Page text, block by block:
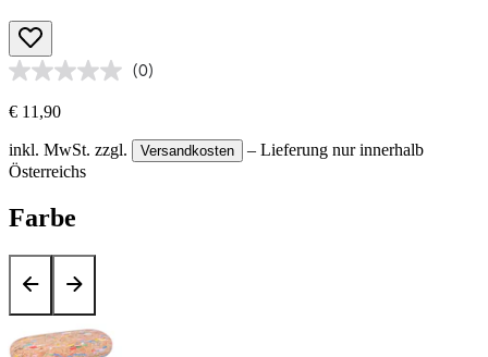
(0)
€ 11,90
inkl. MwSt. zzgl. Versandkosten
– Lieferung nur innerhalb
Österreichs
Farbe